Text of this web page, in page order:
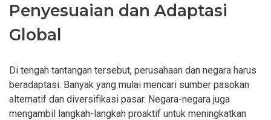
Penyesuaian dan Adaptasi
Global
Di tengah tantangan tersebut, perusahaan dan negara harus
beradaptasi. Banyak yang mulai mencari sumber pasokan
alternatif dan diversifikasi pasar. Negara-negara juga
mengambil langkah-langkah proaktif untuk meningkatkan